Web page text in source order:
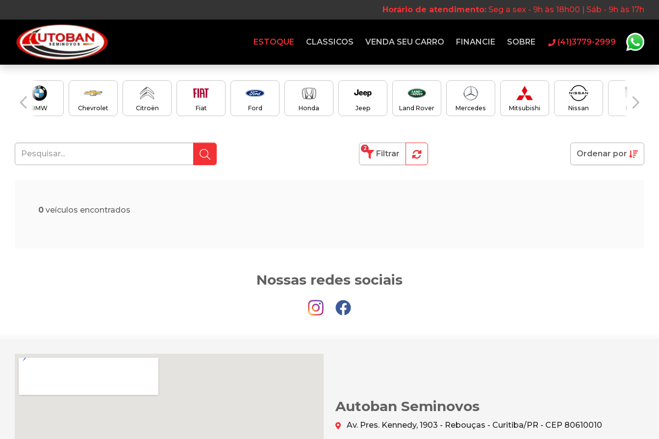
Horário de atendimento: Seg a sex - 9h às 18h00 | Sáb - 9h às 17h
ESTOQUE CLASSICOS VENDA SEU CARRO FINANCIE SOBRE (41)3779-2999
BMW Chevrolet Citroën Fiat Ford Honda Jeep Land Rover Mercedes Mitsubishi Nissan RAM
Filtrar
2
Ordenar por
0 veículos encontrados
Nossas redes sociais
Autoban Seminovos
Av. Pres. Kennedy, 1903 - Rebouças - Curitiba/PR - CEP 80610010